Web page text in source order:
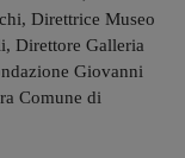
Direttrice Museo
Direttore Galleria
Giovanni
Comune di